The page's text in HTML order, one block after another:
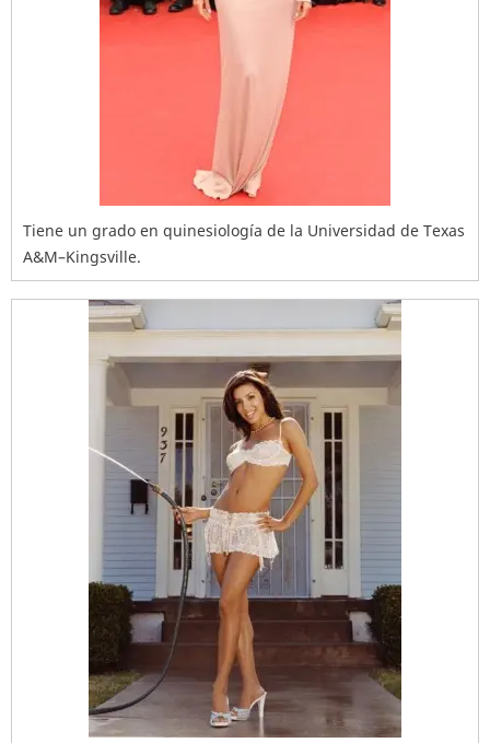
Tiene un grado en quinesiología de la Universidad de Texas
A&M–Kingsville.